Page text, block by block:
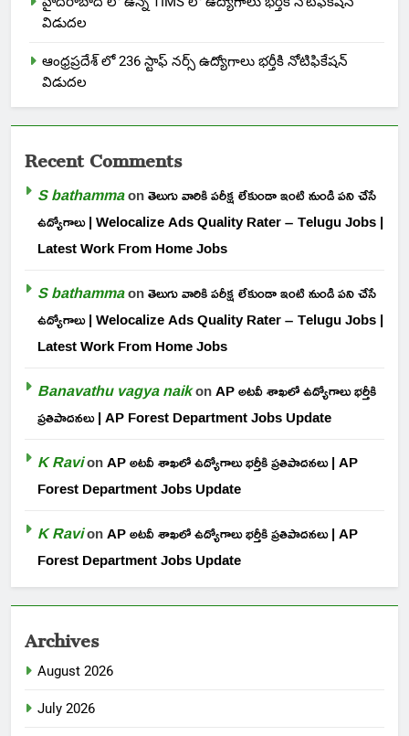
విడుదల
ఆంధ్రప్రదేశ్ లో 236 స్టాఫ్ నర్స్ ఉద్యోగాలు భర్తీకి నోటిఫికేషన్
విడుదల
Recent Comments
S bathammaonతెలుగు వారికి పరీక్ష లేకుండా ఇంటి నుండి పని చేసే
ఉద్యోగాలు | Welocalize Ads Quality Rater – Telugu Jobs |
Latest Work From Home Jobs
S bathammaonతెలుగు వారికి పరీక్ష లేకుండా ఇంటి నుండి పని చేసే
ఉద్యోగాలు | Welocalize Ads Quality Rater – Telugu Jobs |
Latest Work From Home Jobs
Banavathu vagya naikonAP అటవీ శాఖలో ఉద్యోగాలు భర్తీకి
ప్రతిపాదనలు | AP Forest Department Jobs Update
K RavionAP అటవీ శాఖలో ఉద్యోగాలు భర్తీకి ప్రతిపాదనలు | AP
Forest Department Jobs Update
K RavionAP అటవీ శాఖలో ఉద్యోగాలు భర్తీకి ప్రతిపాదనలు | AP
Forest Department Jobs Update
Archives
August 2026
July 2026